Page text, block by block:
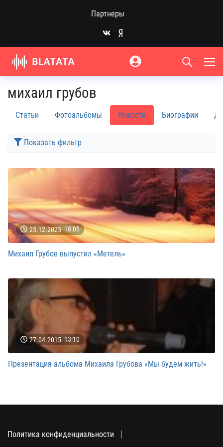
Партнеры
михаил грубов
Статьи Фотоальбомы Новости Биографии
Показать фильтр
25.12.2025 18:05
Михаил Грубов выпустил «Метель»
27.04.2015 13:10
Презентация альбома Михаила Грубова «Мы будем жить!»
Политика конфиденциальности